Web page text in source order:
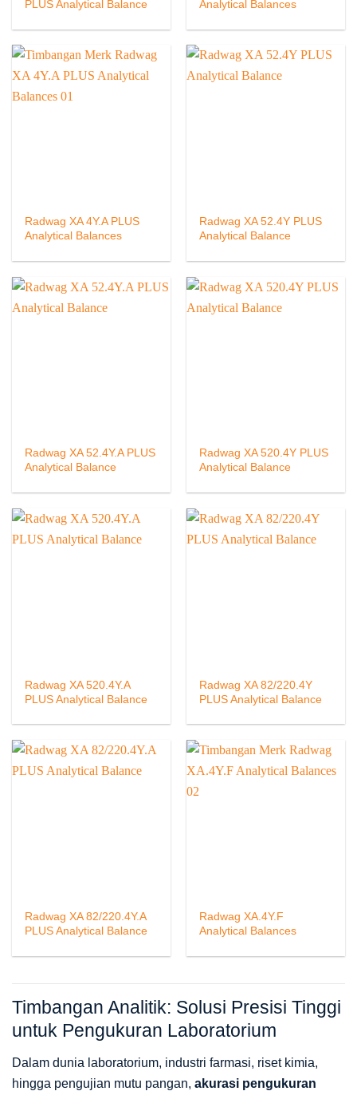
PLUS Analytical Balance Analytical Balances
Radwag XA 4Y.A PLUS
Analytical Balances
Radwag XA 52.4Y PLUS
Analytical Balance
Radwag XA 52.4Y.A PLUS
Analytical Balance
Radwag XA 520.4Y PLUS
Analytical Balance
Radwag XA 520.4Y.A
PLUS Analytical Balance
Radwag XA 82/220.4Y
PLUS Analytical Balance
Radwag XA 82/220.4Y.A
PLUS Analytical Balance
Radwag XA.4Y.F
Analytical Balances
Timbangan Analitik: Solusi Presisi Tinggi
untuk Pengukuran Laboratorium
Dalam dunia laboratorium, industri farmasi, riset kimia,
hingga pengujian mutu pangan, akurasi pengukuran